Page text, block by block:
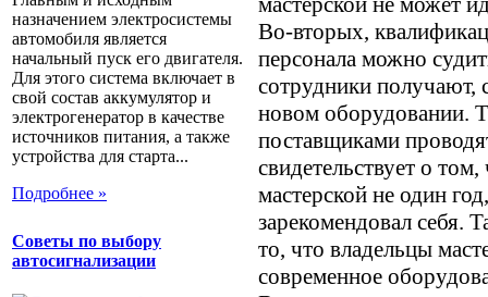
назначением электросистемы
автомобиля является
начальный пуск его двигателя.
Для этого система включает в
свой состав аккумулятор и
электрогенератор в качестве
источников питания, а также
устройства для старта...
Подробнее »
Советы по выбору
автосигнализации
Во-вторых,
персонала можно
сотрудники получают,
новом оборудовании.
поставщиками
свидетельствует о
мастерской не один
зарекомендовал себя.
то, что владельцы
современное